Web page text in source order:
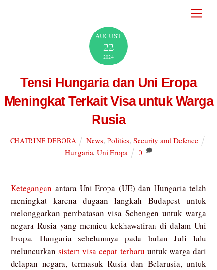
AUGUST
22
2024
Tensi Hungaria dan Uni Eropa
Meningkat Terkait Visa untuk Warga
Rusia
CHATRINE DEBORA News,Politics,Security and Defence
Hungaria, Uni Eropa 0
Ketegangan antara Uni Eropa (UE) dan Hungaria telah
meningkat karena dugaan langkah Budapest untuk
melonggarkan pembatasan visa Schengen untuk warga
negara Rusia yang memicu kekhawatiran di dalam Uni
Eropa. Hungaria sebelumnya pada bulan Juli lalu
meluncurkansistem visa cepat terbaru untuk warga dari
delapan negara, termasuk Rusia dan Belarusia, untuk